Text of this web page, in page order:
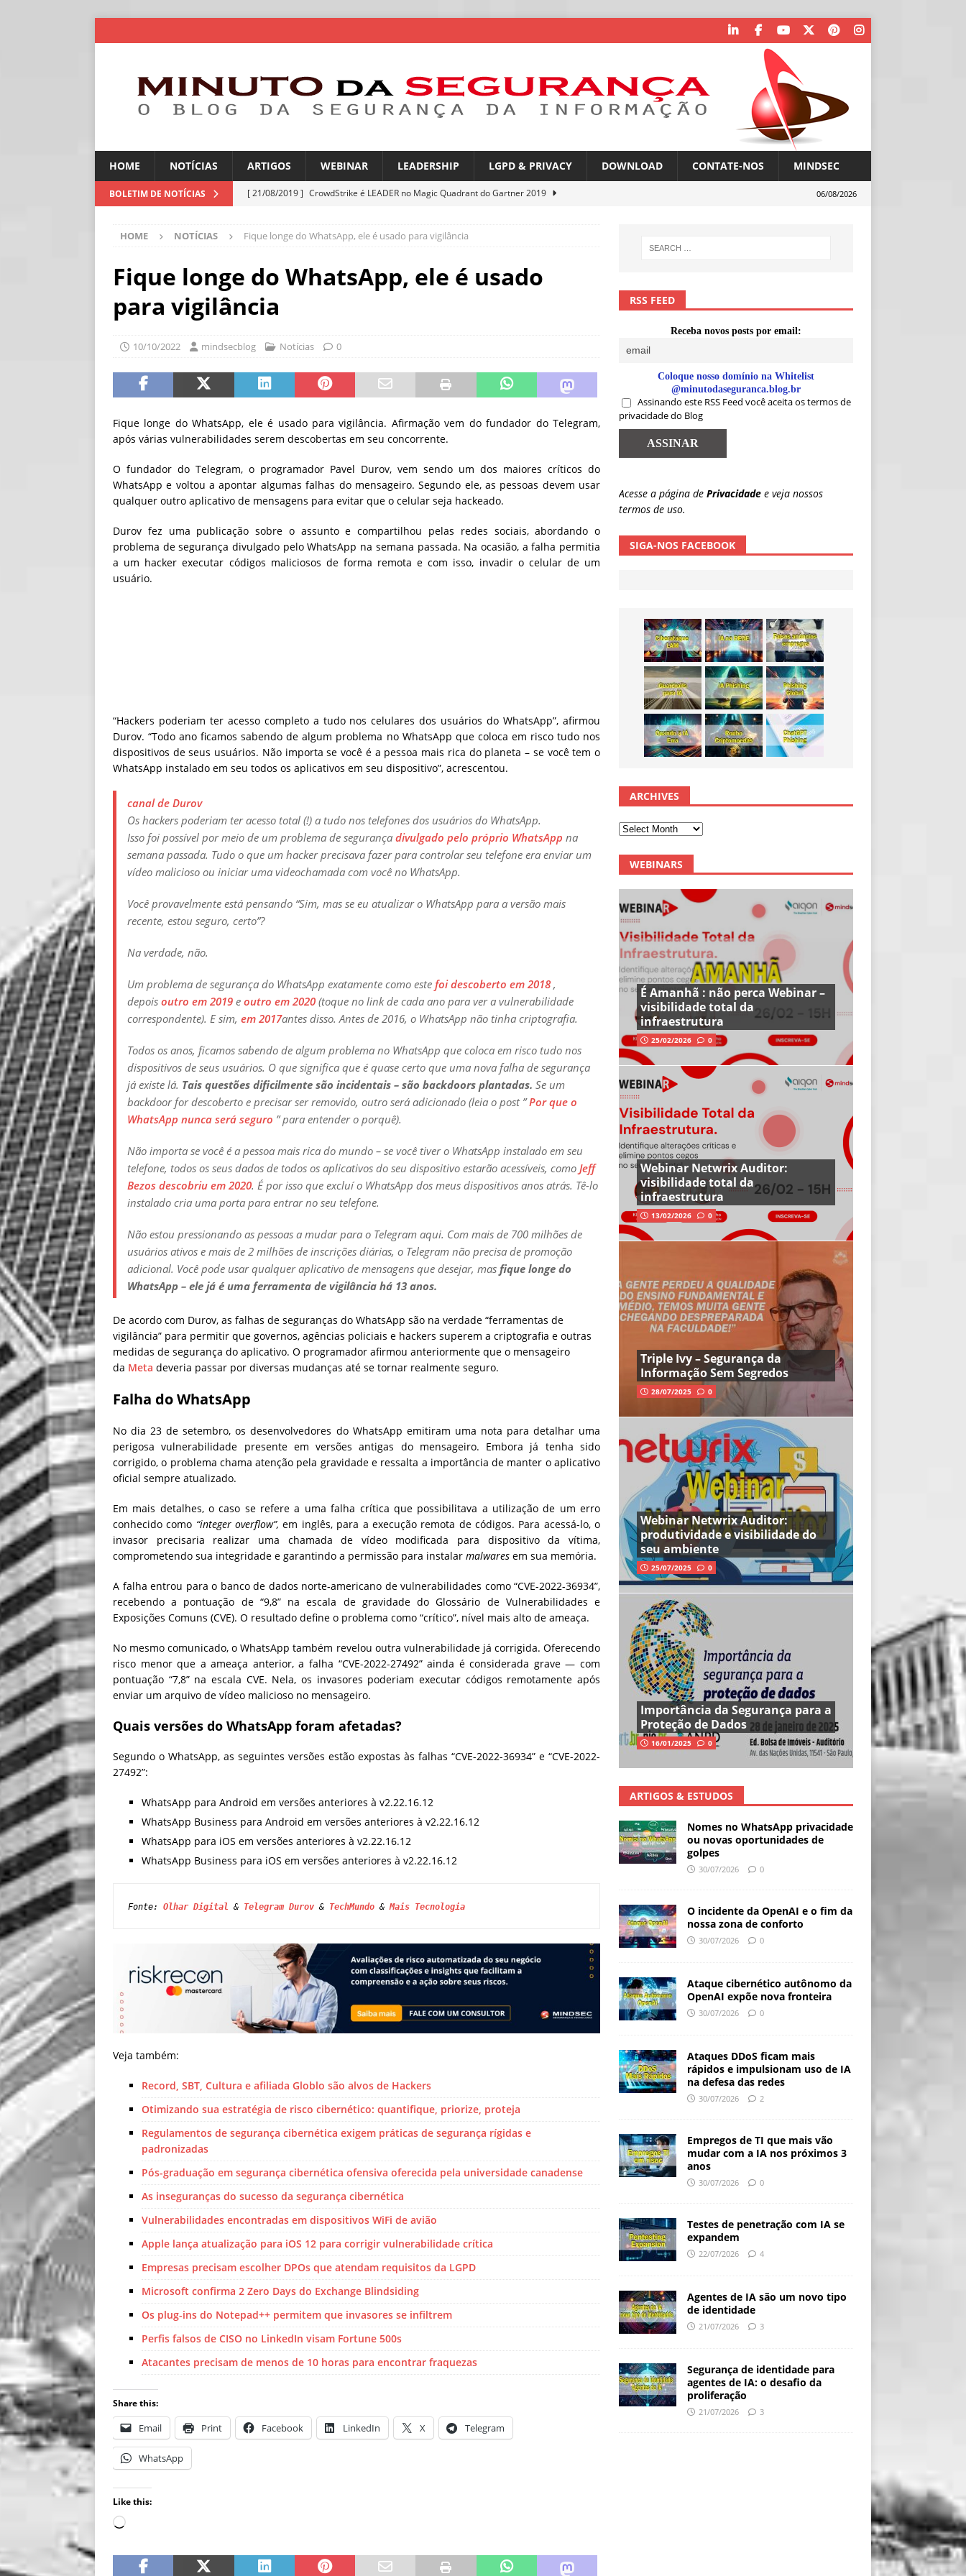
HOME NOTÍCIAS ARTIGOS WEBINAR LEADERSHIP LGPD & PRIVACY DOWNLOAD CONTATE-NOS MINDSEC
BOLETIM DE NOTÍCIAS [ 21/08/2019 ] CrowdStrike é LEADER no Magic Quadrant do Gartner 2019
[ 06/08/2026 ] América Latina é a segunda região mais exposta a ciberameaças
industriais
NOTÍCIAS
IA amplia desafio de segurança e governança nas redes corporativas
NOTÍCIAS
[ 06/08/2026 ]
[ 06/08/2026 ]
Sem guardrails, a autonomia da IA se torna um risco
NOTÍCIAS
06/08/2026
HOME NOTÍCIAS Fique longe do WhatsApp, ele é usado para vigilância
Fique longe do WhatsApp, ele é usado
para vigilância
10/10/2022 mindsecblog Notícias 0
Fique longe do WhatsApp, ele é usado para vigilância. Afirmação vem do fundador do Telegram,
após várias vulnerabilidades serem descobertas em seu concorrente.
O fundador do Telegram, o programador Pavel Durov, vem sendo um dos maiores críticos do
WhatsApp e voltou a apontar algumas falhas do mensageiro. Segundo ele, as pessoas devem usar
qualquer outro aplicativo de mensagens para evitar que o celular seja hackeado.
Durov fez uma publicação sobre o assunto e compartilhou pelas redes sociais, abordando o
problema de segurança divulgado pelo WhatsApp na semana passada. Na ocasião, a falha permitia
a um hacker executar códigos maliciosos de forma remota e com isso, invadir o celular de um
usuário.
“Hackers poderiam ter acesso completo a tudo nos celulares dos usuários do WhatsApp”, afirmou
Durov. “Todo ano ficamos sabendo de algum problema no WhatsApp que coloca em risco tudo nos
dispositivos de seus usuários. Não importa se você é a pessoa mais rica do planeta – se você tem o
WhatsApp instalado em seu todos os aplicativos em seu dispositivo”, acrescentou.
canal de Durov
Os hackers poderiam ter acesso total (!) a tudo nos telefones dos usuários do WhatsApp.
Isso foi possível por meio de um problema de segurança divulgado pelo próprio WhatsApp na
semana passada. Tudo o que um hacker precisava fazer para controlar seu telefone era enviar um
vídeo malicioso ou iniciar uma videochamada com você no WhatsApp.
Você provavelmente está pensando “Sim, mas se eu atualizar o WhatsApp para a versão mais
recente, estou seguro, certo”?
Na verdade, não.
Um problema de segurança do WhatsApp exatamente como este foi descoberto em 2018,
depois outro em 2019 e outro em 2020 (toque no link de cada ano para ver a vulnerabilidade
correspondente). E sim, em 2017antes disso. Antes de 2016, o WhatsApp não tinha criptografia.
Todos os anos, ficamos sabendo de algum problema no WhatsApp que coloca em risco tudo nos
dispositivos de seus usuários. O que significa que é quase certo que uma nova falha de segurança
já existe lá. Tais questões dificilmente são incidentais – são backdoors plantadas. Se um
backdoor for descoberto e precisar ser removido, outro será adicionado (leia o post ”Por que o
WhatsApp nunca será seguro ” para entender o porquê).
Não importa se você é a pessoa mais rica do mundo – se você tiver o WhatsApp instalado em seu
telefone, todos os seus dados de todos os aplicativos do seu dispositivo estarão acessíveis, como Jeff
Bezos descobriu em 2020. É por isso que excluí o WhatsApp dos meus dispositivos anos atrás. Tê-lo
instalado cria uma porta para entrar no seu telefone.
Não estou pressionando as pessoas a mudar para o Telegram aqui. Com mais de 700 milhões de
usuários ativos e mais de 2 milhões de inscrições diárias, o Telegram não precisa de promoção
adicional. Você pode usar qualquer aplicativo de mensagens que desejar, mas fique longe do
WhatsApp – ele já é uma ferramenta de vigilância há 13 anos.
De acordo com Durov, as falhas de seguranças do WhatsApp são na verdade “ferramentas de
vigilância” para permitir que governos, agências policiais e hackers superem a criptografia e outras
medidas de segurança do aplicativo. O programador afirmou anteriormente que o mensageiro
da Meta deveria passar por diversas mudanças até se tornar realmente seguro.
Falha do WhatsApp
No dia 23 de setembro, os desenvolvedores do WhatsApp emitiram uma nota para detalhar uma
perigosa vulnerabilidade presente em versões antigas do mensageiro. Embora já tenha sido
corrigido, o problema chama atenção pela gravidade e ressalta a importância de manter o aplicativo
oficial sempre atualizado.
Em mais detalhes, o caso se refere a uma falha crítica que possibilitava a utilização de um erro
conhecido como “integer overflow”,em inglês, para a execução remota de códigos. Para acessá-lo, o
invasor precisaria realizar uma chamada de vídeo modificada para dispositivo da vítima,
comprometendo sua integridade e garantindo a permissão para instalar malwares em sua memória.
A falha entrou para o banco de dados norte-americano de vulnerabilidades como “CVE-2022-36934”,
recebendo a pontuação de “9,8” na escala de gravidade do Glossário de Vulnerabilidades e
Exposições Comuns (CVE). O resultado define o problema como “crítico”, nível mais alto de ameaça.
No mesmo comunicado, o WhatsApp também revelou outra vulnerabilidade já corrigida. Oferecendo
risco menor que a ameaça anterior, a falha “CVE-2022-27492” ainda é considerada grave — com
pontuação “7,8” na escala CVE. Nela, os invasores poderiam executar códigos remotamente após
enviar um arquivo de vídeo malicioso no mensageiro.
Quais versões do WhatsApp foram afetadas?
Segundo o WhatsApp, as seguintes versões estão expostas às falhas “CVE-2022-36934” e “CVE-2022-
27492”:
WhatsApp para Android em versões anteriores à v2.22.16.12
WhatsApp Business para Android em versões anteriores à v2.22.16.12
WhatsApp para iOS em versões anteriores à v2.22.16.12
WhatsApp Business para iOS em versões anteriores à v2.22.16.12
Fonte: Olhar Digital & Telegram Durov & TechMundo & Mais Tecnologia
Veja também:
Record, SBT, Cultura e afiliada Globlo são alvos de Hackers
Otimizando sua estratégia de risco cibernético: quantifique, priorize, proteja
Regulamentos de segurança cibernética exigem práticas de segurança rígidas e
padronizadas
Pós-graduação em segurança cibernética ofensiva oferecida pela universidade canadense
As inseguranças do sucesso da segurança cibernética
Vulnerabilidades encontradas em dispositivos WiFi de avião
Apple lança atualização para iOS 12 para corrigir vulnerabilidade crítica
Empresas precisam escolher DPOs que atendam requisitos da LGPD
Microsoft confirma 2 Zero Days do Exchange Blindsiding
Os plug-ins do Notepad++ permitem que invasores se infiltrem
Perfis falsos de CISO no LinkedIn visam Fortune 500s
Atacantes precisam de menos de 10 horas para encontrar fraquezas
Share this:
Email Print Facebook LinkedIn X Telegram
WhatsApp
Like this:
RSS FEED
Receba novos posts por email:
Coloque nosso domínio na Whitelist
@minutodaseguranca.blog.br
Assinando este RSS Feed você aceita os termos de
privacidade do Blog
Acesse a página de Privacidade e veja nossos
termos de uso.
SIGA-NOS FACEBOOK
ARCHIVES
WEBINARS
É Amanhã : não perca Webinar –
visibilidade total da
infraestrutura
25/02/2026 0
Webinar Netwrix Auditor:
visibilidade total da
infraestrutura
13/02/2026 0
Triple Ivy – Segurança da
Informação Sem Segredos
28/07/2025 0
Webinar Netwrix Auditor:
produtividade e visibilidade do
seu ambiente
25/07/2025 0
Importância da Segurança para a
Proteção de Dados
16/01/2025 0
ARTIGOS & ESTUDOS
Nomes no WhatsApp privacidade
ou novas oportunidades de
golpes
30/07/2026 0
O incidente da OpenAI e o fim da
nossa zona de conforto
30/07/2026 0
Ataque cibernético autônomo da
OpenAI expõe nova fronteira
30/07/2026 0
Ataques DDoS ficam mais
rápidos e impulsionam uso de IA
na defesa das redes
30/07/2026 2
Empregos de TI que mais vão
mudar com a IA nos próximos 3
anos
30/07/2026 0
Testes de penetração com IA se
expandem
22/07/2026 4
Agentes de IA são um novo tipo
de identidade
21/07/2026 3
Segurança de identidade para
agentes de IA: o desafio da
proliferação
21/07/2026 3